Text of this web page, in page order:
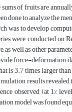
of fruits are
done to analyze the
was to develop
were conducted on
as well as other
force-deformation
is 3.7 times larger
results
observed (at 1%
model was found